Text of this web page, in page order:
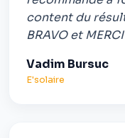
content du
BRAVO et
Vadim Bursuc
E'solaire